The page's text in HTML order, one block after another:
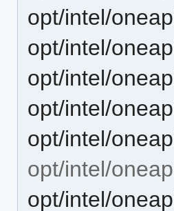
opt/intel/
opt/intel/
opt/intel/
opt/intel/
opt/intel/
opt/intel/
opt/intel/